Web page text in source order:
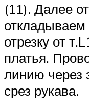
(11). Далее
отрезку от
платья.
линию через
срез рукава.